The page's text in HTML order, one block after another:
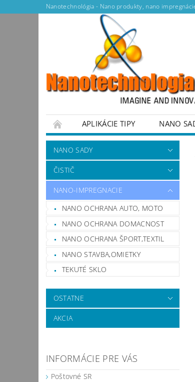
Nanotechnológia - Nano produkty, nano
APLIKÁCIE TIPY NANO
NANO SADY
ČISTIČ
NANO-IMPREGNACIE
NANO OCHRANA AUTO, MOTO
NANO OCHRANA DOMACNOST
NANO OCHRANA ŠPORT,TEXTIL
NANO STAVBA,OMIETKY
TEKUTÉ SKLO
OSTATNE
AKCIA
INFORMÁCIE PRE VÁS
Poštovné SR